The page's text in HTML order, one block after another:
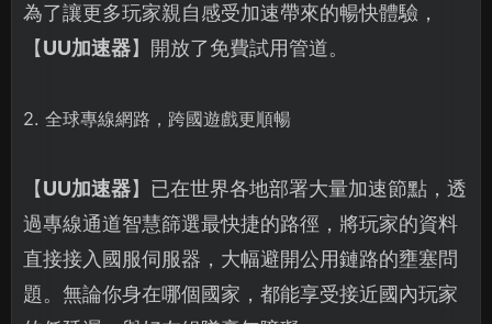
為了讓更多玩家親自感受加速帶來的暢快體驗，
【UU加速器】開放了免費試用管道。
2. 全球專線網路，跨國遊戲更順暢
【UU加速器】已在世界各地部署大量加速節點，透
過專線通道智慧篩選最快捷的路徑，將玩家的資料
直接接入國服伺服器，大幅避開公用鏈路的壅塞問
題。無論你身在哪個國家，都能享受接近國內玩家